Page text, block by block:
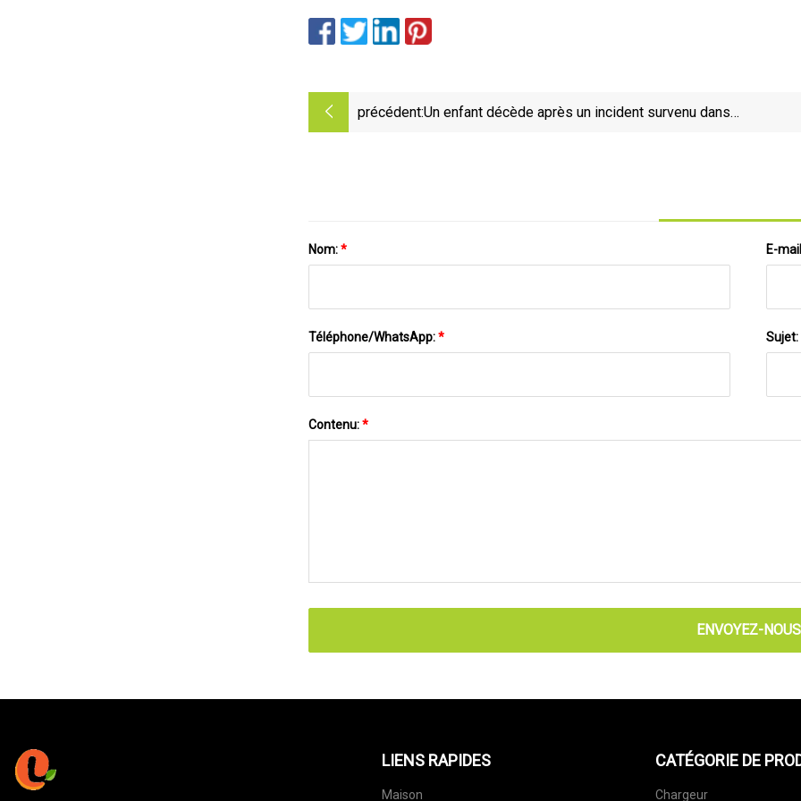
précédent:Un enfant décède après un incident survenu dans
Nom:* E-
Téléphone/WhatsApp:* Sujet:
Contenu:*
ENVOYEZ-NOUS
LIENS RAPIDES
Maison
CATÉGORIE DE
Chargeur